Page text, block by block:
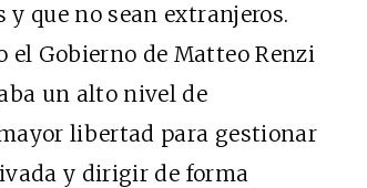
que no sean extranjeros.
el Gobierno de Matteo Renzi
un alto nivel de
libertad para gestionar
y dirigir de forma